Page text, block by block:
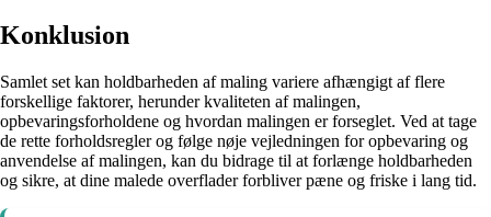
Konklusion
Samlet set kan holdbarheden af maling variere afhængigt af flere
forskellige faktorer, herunder kvaliteten af malingen,
opbevaringsforholdene og hvordan malingen er forseglet. Ved at tage
de rette forholdsregler og følge nøje vejledningen for opbevaring og
anvendelse af malingen, kan du bidrage til at forlænge holdbarheden
og sikre, at dine malede overflader forbliver pæne og friske i lang tid.